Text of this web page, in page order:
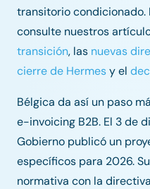
transitorio condicionado.
consulte nuestros
transición, las nuevas
cierre de Hermesy el
Bélgica da así un paso
e-invoicing B2B. El 3 de
Gobierno publicó un
específicos para 2026.
normativa con la